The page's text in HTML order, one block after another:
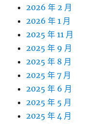
2026 年 2 月
2026 年 1 月
2025 年 11 月
2025 年 9 月
2025 年 8 月
2025 年 7 月
2025 年 6 月
2025 年 5 月
2025 年 4 月